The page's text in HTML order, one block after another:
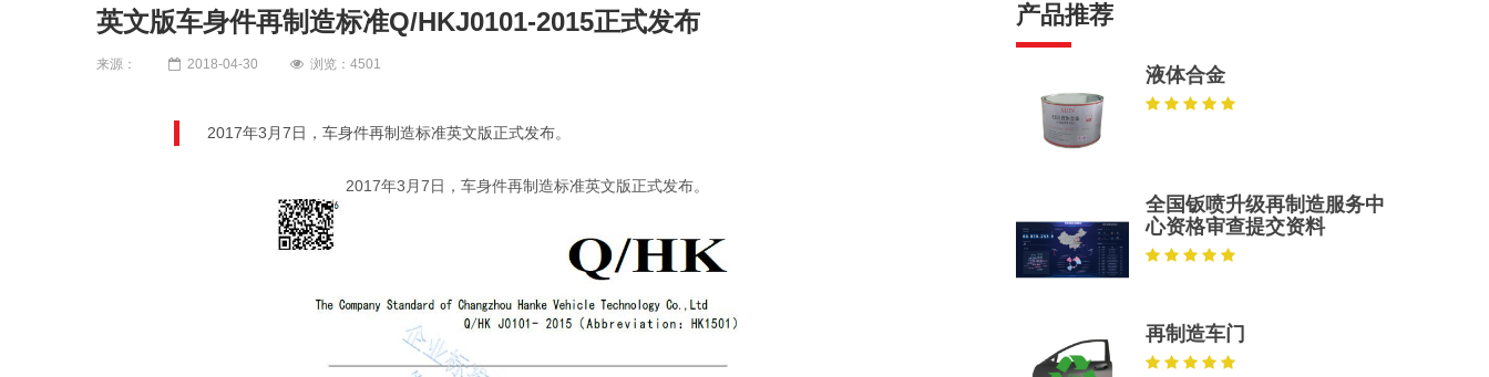
英文版车身件再制造标准Q/HKJ0101-2015正式发布
来源： 2018-04-30 浏览：4501
2017年3月7日，车身件再制造标准英文版正式发布。
2017年3月7日，车身件再制造标准英文版正式发布。
产品推荐
液体合金
全国钣喷升级再制造服务中
心资格审查提交资料
再制造车门